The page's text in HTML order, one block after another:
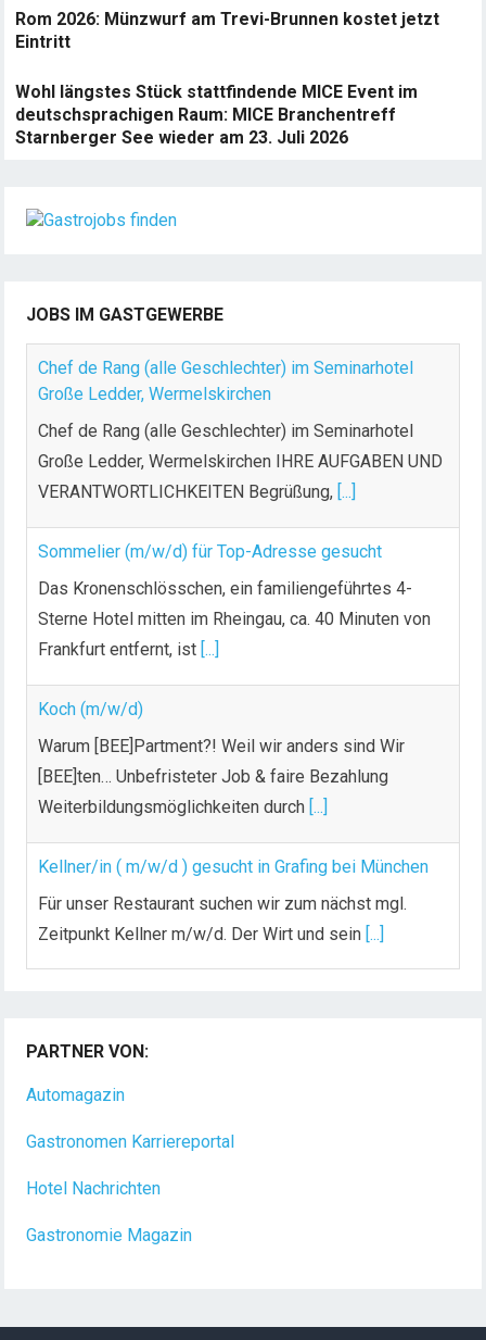
Rom 2026: Münzwurf am Trevi-Brunnen kostet jetzt
Eintritt
Wohl längstes Stück stattfindende MICE Event im
deutschsprachigen Raum: MICE Branchentreff
Starnberger See wieder am 23. Juli 2026
JOBS IM GASTGEWERBE
Chef de Rang (alle Geschlechter) im Seminarhotel
Große Ledder, Wermelskirchen
Chef de Rang (alle Geschlechter) im Seminarhotel
Große Ledder, Wermelskirchen IHRE AUFGABEN UND
VERANTWORTLICHKEITEN Begrüßung, [...]
Sommelier (m/w/d) für Top-Adresse gesucht
Das Kronenschlösschen, ein familiengeführtes 4-
Sterne Hotel mitten im Rheingau, ca. 40 Minuten von
Frankfurt entfernt, ist [...]
Koch (m/w/d)
Warum [BEE]Partment?! Weil wir anders sind Wir
[BEE]ten… Unbefristeter Job & faire Bezahlung
Weiterbildungsmöglichkeiten durch [...]
Kellner/in ( m/w/d ) gesucht in Grafing bei München
Für unser Restaurant suchen wir zum nächst mgl.
Zeitpunkt Kellner m/w/d. Der Wirt und sein [...]
Dein Arbeitsplatz mit Urlaubsfeeling Chef de Rang
(m/w/d) Du bist Gastgeber aus Leidenschaft und
PARTNER VON:
Automagazin
Gastronomen Karriereportal
Hotel Nachrichten
Gastronomie Magazin